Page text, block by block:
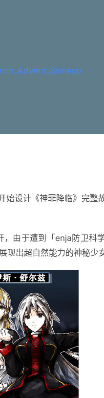
始设计《神罪降临》完整
由于遭到「enja防卫科
出超自然能力的神秘少女